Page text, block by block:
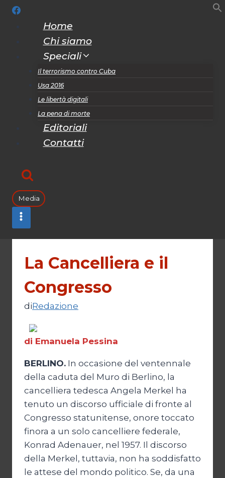
Salta
contenuto
Home
Chi siamo
Speciali
Il terrorismo contro Cuba
Usa 2016
Le libertà digitali
La pena di morte
Editoriali
Contatti
Media
La Cancelliera e il
Congresso
diRedazione
di Emanuela Pessina
BERLINO. In occasione del ventennale
della caduta del Muro di Berlino, la
cancelliera tedesca Angela Merkel ha
tenuto un discorso ufficiale di fronte al
Congresso statunitense, onore toccato
finora a un solo cancelliere federale,
Konrad Adenauer, nel 1957. Il discorso
della Merkel, tuttavia, non ha soddisfatto
le attese del mondo politico. Se, da una